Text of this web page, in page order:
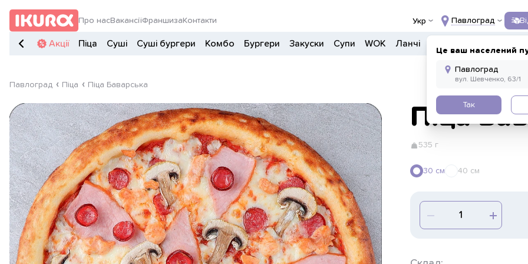
Про насВакансіїФраншиза Контакти Укр Павлоград
Це ваш населений
Так
Акції Піца Суші Суші бургери Комбо Бургери Закуски Супи WOK Ланчі
Павлоград Піца Піца Баварська
Піца
535 г
30 см 40 см